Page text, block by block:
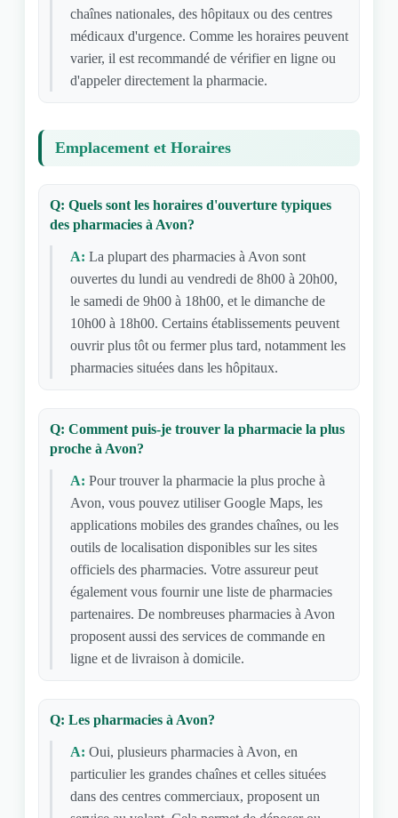
chaînes nationales, des hôpitaux ou des centres
médicaux d'urgence. Comme les horaires peuvent
varier, il est recommandé de vérifier en ligne ou
d'appeler directement la pharmacie.
Emplacement et Horaires
Q: Quels sont les horaires d'ouverture typiques
des pharmacies à Avon?
A: La plupart des pharmacies à Avon sont
ouvertes du lundi au vendredi de 8h00 à 20h00,
le samedi de 9h00 à 18h00, et le dimanche de
10h00 à 18h00. Certains établissements peuvent
ouvrir plus tôt ou fermer plus tard, notamment les
pharmacies situées dans les hôpitaux.
Q: Comment puis-je trouver la pharmacie la plus
proche à Avon?
A: Pour trouver la pharmacie la plus proche à
Avon, vous pouvez utiliser Google Maps, les
applications mobiles des grandes chaînes, ou les
outils de localisation disponibles sur les sites
officiels des pharmacies. Votre assureur peut
également vous fournir une liste de pharmacies
partenaires. De nombreuses pharmacies à Avon
proposent aussi des services de commande en
ligne et de livraison à domicile.
Q: Les pharmacies à Avon?
A: Oui, plusieurs pharmacies à Avon, en
particulier les grandes chaînes et celles situées
dans des centres commerciaux, proposent un